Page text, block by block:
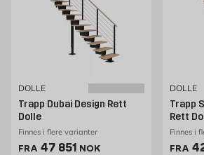
DOLLE
Trapp Dubai Design Rett
Dolle
Finnes i flere varianter
FRA Pris 47851 NOK /stk
47 851 NOK
DOLLE
Trapp
Rett
Finnes i
FRA